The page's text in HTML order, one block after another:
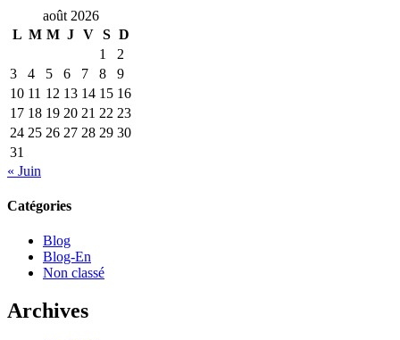
août 2026
L M M J V S D
1
2
3
4 5 6 7 8
9
10 11 12 13 14 15 16
17 18 19 20 21 22 23
24 25 26 27 28 29 30
31
« Juin
Catégories
Blog
Blog-En
Non classé
Archives